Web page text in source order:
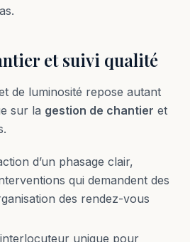
et suivi qualité
de luminosité repose autant
sur la gestion de chantier et
d’un phasage clair,
qui demandent des
des rendez-vous
unique pour